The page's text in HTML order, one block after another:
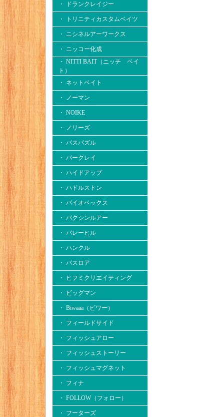
・ ドランクレイジー
・ トリニティカスタムベイツ
・ ニシネルアーワークス
・ ニッコー化成
・ NITTI BAIT（ニッチ ベイ
ト）
・ ネットベイト
・ ノーマン
・ NOIKE
・ ノリーズ
・ バスパズル
・ バークレイ
・ ハイドアップ
・ ハドルストン
・ バイオベックス
・ バクシンルアー
・ バレーヒル
・ ハンクル
・ バスロア
・ ヒフミクリエイティング
・ ビッグマン
・ Biwaaa（ビワー）
・ フィールドサイド
・ フィッシュアロー
・ フィッシュストーリー
・ フィッシュマグネット
・ フィナ
・ FOLLOW（フォロー）
・ フーターズ